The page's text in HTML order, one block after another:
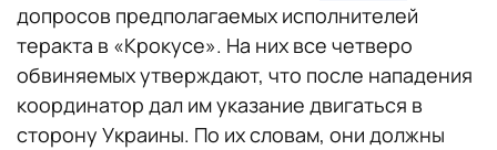
допросов предполагаемых исполнителей
теракта в «Крокусе». На них все четверо
обвиняемых утверждают, что после нападения
координатор дал им указание двигаться в
сторону Украины. По их словам, они должны